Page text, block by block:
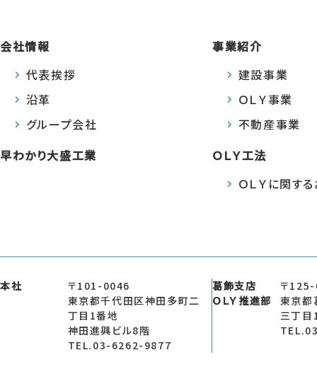
会社情報
代表挨拶
沿革
グループ会社
早わかり大盛工業
事業紹介
建設事業
ＯＬＹ事業
不動産事業
ＯＬＹ工法
ＯＬＹに関す
本社
〒101-0046
東京都千代田区神田多町二
丁目1番地
神田進興ビル8階
TEL.03-6262-9877
葛飾支店
ＯＬＹ推進部
〒
東京都
三丁